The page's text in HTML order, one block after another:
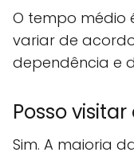
O tempo médio
variar de
dependência e
Posso
Sim. A maioria